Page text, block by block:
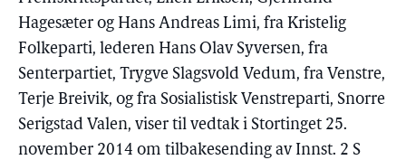
Hagesæter og Hans Andreas Limi, fra Kristelig
Folkeparti, lederen Hans Olav Syversen, fra
Senterpartiet, Trygve Slagsvold Vedum, fra Venstre,
Terje Breivik, og fra Sosialistisk Venstreparti, Snorre
Serigstad Valen, viser til vedtak i Stortinget 25.
november 2014 om tilbakesending av Innst. 2 S